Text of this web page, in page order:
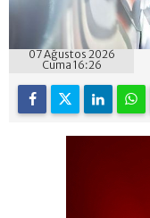
07 Ağustos 2026
Cuma 16:26